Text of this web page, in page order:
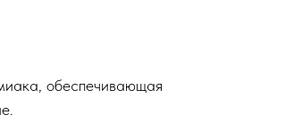
обеспечивающая